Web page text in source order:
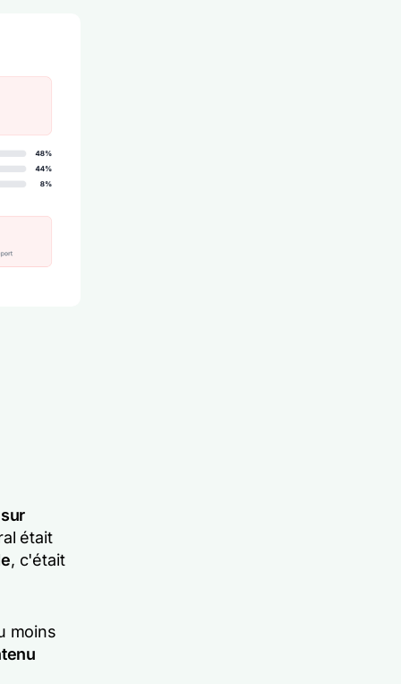
était
, c'était
moins